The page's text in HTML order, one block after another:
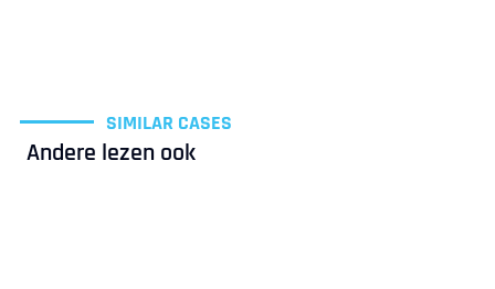
SIMILAR CASES
Andere lezen ook